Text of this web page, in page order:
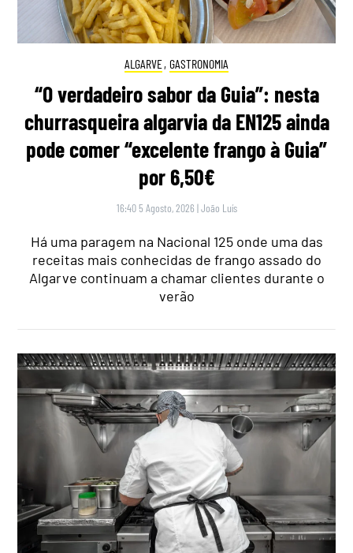
ALGARVE, GASTRONOMIA
“O verdadeiro sabor da Guia”: nesta
churrasqueira algarvia da EN125 ainda
pode comer “excelente frango à Guia”
por 6,50€
16:40 5 Agosto, 2026 |João Luís
Há uma paragem na Nacional 125 onde uma das
receitas mais conhecidas de frango assado do
Algarve continuam a chamar clientes durante o
verão